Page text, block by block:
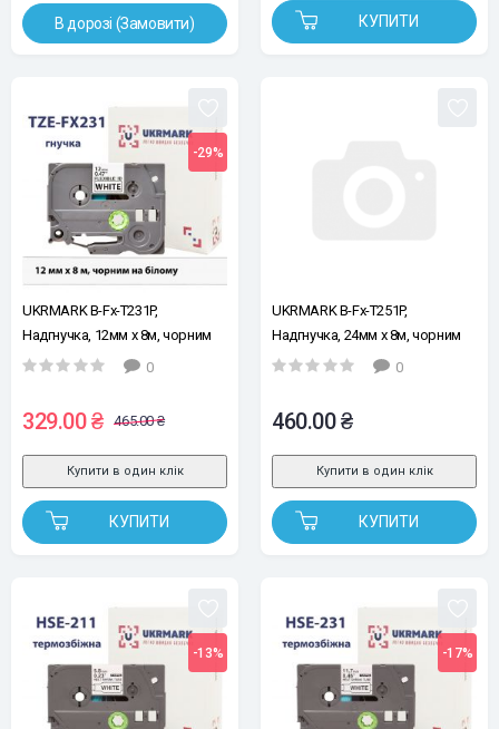
В дорозі (Замовити) КУПИТИ
-29%
UKRMARK B-Fx-T231P,
Надгнучка, 12мм х 8м, чорним
на білому, стрічка для
BROTHER TZe-FX231 (TZeFX231)
0
329.00 ₴ 465.00 ₴
КУПИТИ
Купити в один клік
UKRMARK B-Fx-T251P,
Надгнучка, 24мм х 8м, чорним
на білому, стрічка для
BROTHER TZe-FX251 (TZeFX251)
0
460.00 ₴
КУПИТИ
Купити в один клік
-13% -17%